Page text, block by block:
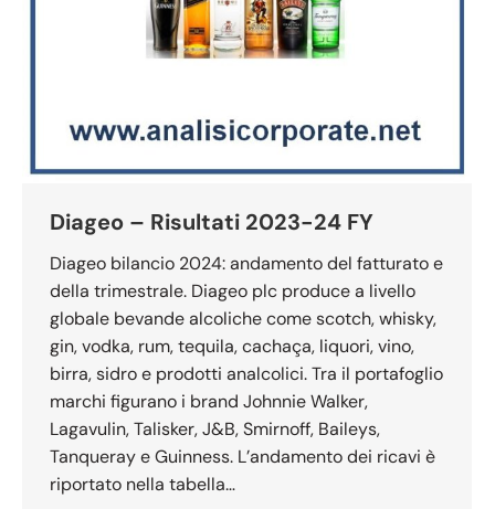
Diageo – Risultati 2023-24 FY
Diageo bilancio 2024: andamento del fatturato e
della trimestrale. Diageo plc produce a livello
globale bevande alcoliche come scotch, whisky,
gin, vodka, rum, tequila, cachaça, liquori, vino,
birra, sidro e prodotti analcolici. Tra il portafoglio
marchi figurano i brand Johnnie Walker,
Lagavulin, Talisker, J&B, Smirnoff, Baileys,
Tanqueray e Guinness. L’andamento dei ricavi è
riportato nella tabella…